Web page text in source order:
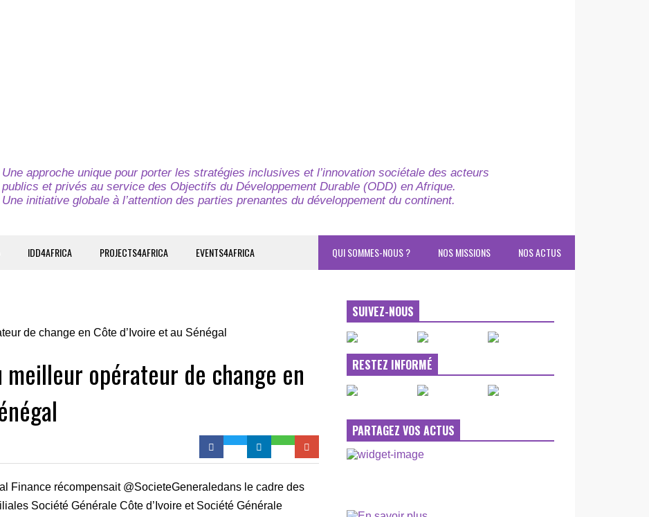
Une approche unique pour porter les stratégies inclusives et l’innovation sociétale des acteurs
publics et privés au service des Objectifs du Développement Durable (ODD) en Afrique.
Une initiative globale à l’attention des parties prenantes du développement du continent.
IDD4AFRICA PROJECTS4AFRICA EVENTS4AFRICA NOS ACTUS
NOS MISSIONS
QUI SOMMES-NOUS ?
opérateur de change en
Finance récompensait @SocieteGeneraledans le cadre des
Société Générale Côte d’Ivoire et Société Générale
SUIVEZ-NOUS
RESTEZ INFORMÉ
PARTAGEZ VOS ACTUS